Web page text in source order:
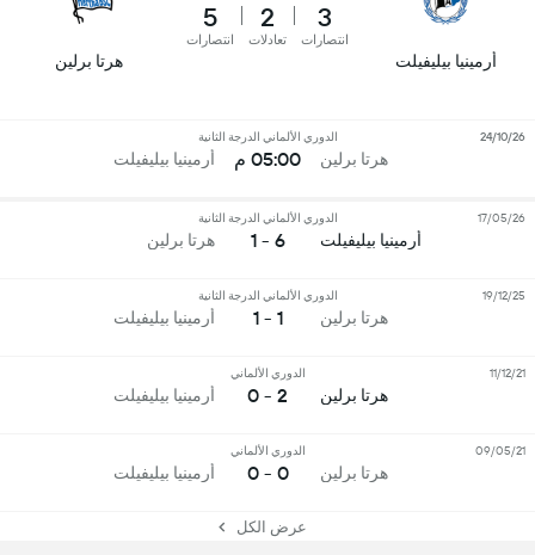
أرمينيا بيليفيلت
3
انتصارات
2
تعادلات
5
انتصارات
هرتا برلين
هرتا برلين
الدوري الألماني الدرجة الثانية
05:00 م أرمينيا بيليفيلت
24/10/26
أرمينيا بيليفيلت
الدوري الألماني الدرجة الثانية
6 - 1 هرتا برلين
17/05/26
هرتا برلين
الدوري الألماني الدرجة الثانية
1 - 1 أرمينيا بيليفيلت
19/12/25
هرتا برلين
الدوري الألماني
2 - 0 أرمينيا بيليفيلت
11/12/21
هرتا برلين
الدوري الألماني
0 - 0 أرمينيا بيليفيلت
09/05/21
عرض الكل